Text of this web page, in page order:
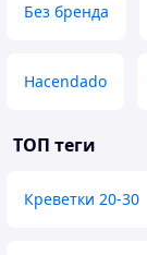
Без бренда
Hacendado
ТОП теги
Креветки 20-30